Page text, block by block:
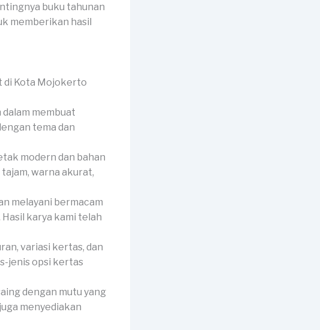
buku tahunan
memberikan hasil
membuat
tema dan
modern dan bahan
warna akurat,
melayani bermacam
karya kami telah
variasi kertas, dan
jenis opsi kertas
dengan mutu yang
menyediakan